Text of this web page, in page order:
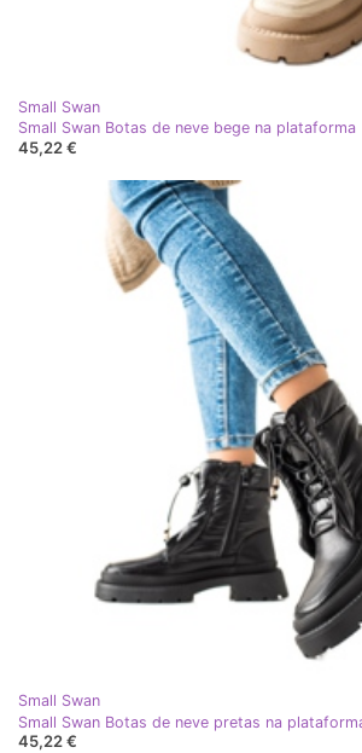
Small Swan
Small Swan Botas de neve bege na plataforma
45,22 €
Small Swan
Small Swan Botas de neve pretas na
45,22 €